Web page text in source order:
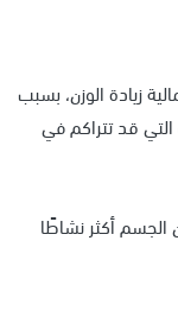
زيادة الوزن، بسبب
التي قد تتراكم في
أكثر نشاطًا